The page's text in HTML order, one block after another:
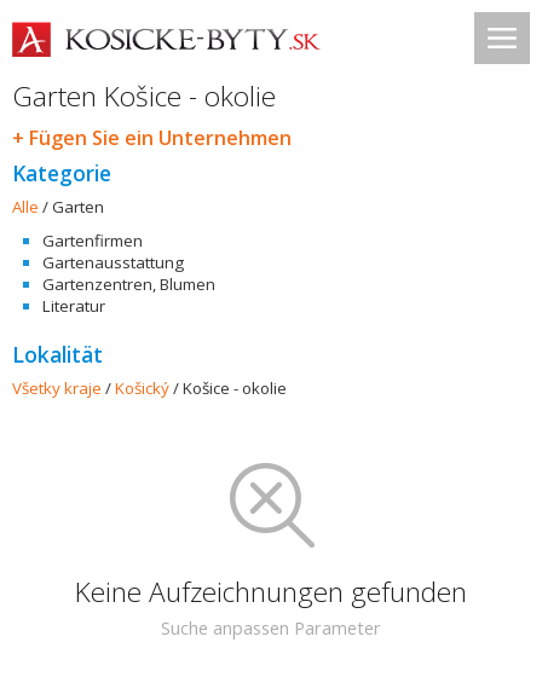
Garten Košice - okolie
+ Fügen Sie ein Unternehmen
Kategorie
Alle /Garten
Gartenfirmen
Gartenausstattung
Gartenzentren, Blumen
Literatur
Lokalität
Všetky kraje /Košický/Košice - okolie
Keine Aufzeichnungen gefunden
Suche anpassen Parameter